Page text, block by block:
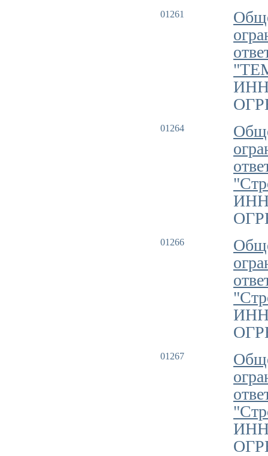
01261
ИНН
01264
ИНН
01266
ИНН
01267
ИНН